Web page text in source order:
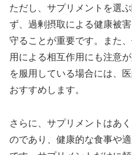
ただし、サプリメントを選
ず、過剰摂取による健康被
守ることが重要です。また
用による相互作用にも注意
を服用している場合には、
おすすめします。
さらに、サプリメントはあ
のであり、健康的な食事や